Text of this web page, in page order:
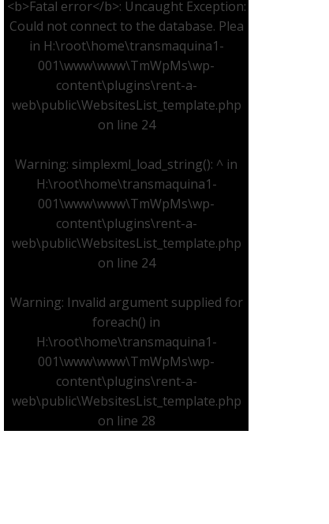
<b>Fatal error</b>: Uncaught Exception:
Could not connect to the database. Plea
in H:\root\home\transmaquina1-
001\www\www\TmWpMs\wp-
content\plugins\rent-a-
web\public\WebsitesList_template.php
on line 24
Warning: simplexml_load_string(): ^ in
H:\root\home\transmaquina1-
001\www\www\TmWpMs\wp-
content\plugins\rent-a-
web\public\WebsitesList_template.php
on line 24
Warning: Invalid argument supplied for
foreach() in
H:\root\home\transmaquina1-
001\www\www\TmWpMs\wp-
content\plugins\rent-a-
web\public\WebsitesList_template.php
on line 28